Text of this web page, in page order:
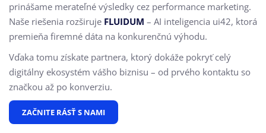
prinášame merateľné výsledky cez performance marketing.
Naše riešenia rozširuje FLUIDUM – AI inteligencia ui42, ktorá
premieňa firemné dáta na konkurenčnú výhodu.
Vďaka tomu získate partnera, ktorý dokáže pokryť celý
digitálny ekosystém vášho biznisu – od prvého kontaktu so
značkou až po konverziu.
ZAČNITE RÁSŤ S NAMI